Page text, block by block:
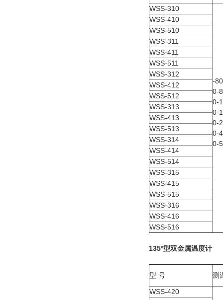
WSS-310
-
0-
0-
0-
0-
0-
0-
WSS-410
WSS-510
WSS-311
WSS-411
WSS-511
WSS-312
WSS-412
WSS-512
WSS-313
WSS-413
WSS-513
WSS-314
WSS-414
WSS-514
WSS-315
WSS-415
WSS-515
WSS-316
WSS-416
WSS-516
135º型双金属温度计
型 号 测
WSS-420